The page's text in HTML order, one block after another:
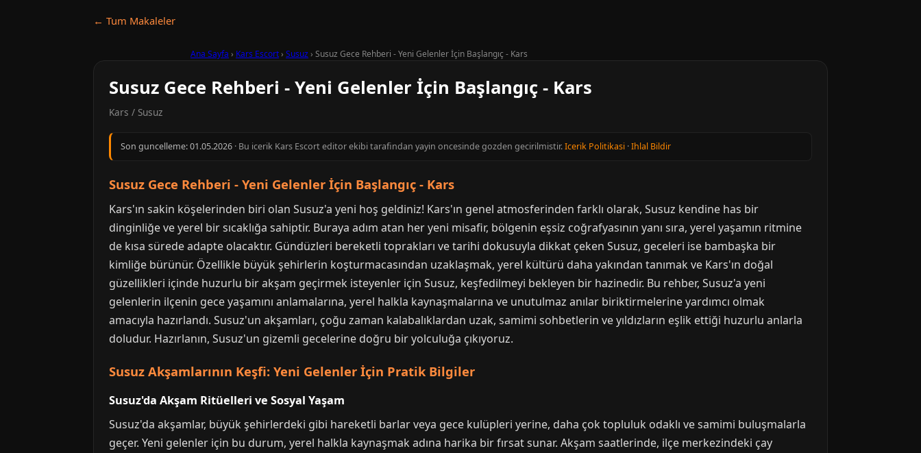
← Tum Makaleler
Ana Sayfa › Kars Escort› Susuz› Susuz Gece Rehberi - Yeni Gelenler İçin Başlangıç - Kars
Susuz Gece Rehberi - Yeni Gelenler İçin Başlangıç - Kars
Kars / Susuz
Son guncelleme:01.05.2026 · Bu icerik Kars Escort editor ekibi tarafindan yayin oncesinde gozden gecirilmistir.Icerik Politikasi ·Ihlal Bildir
Susuz Gece Rehberi - Yeni Gelenler İçin Başlangıç - Kars
Kars'ın sakin köşelerinden biri olan Susuz'a yeni hoş geldiniz! Kars'ın genel atmosferinden farklı olarak, Susuz kendine has bir
dinginliğe ve yerel bir sıcaklığa sahiptir. Buraya adım atan her yeni misafir, bölgenin eşsiz coğrafyasının yanı sıra, yerel yaşamın ritmine
de kısa sürede adapte olacaktır. Gündüzleri bereketli toprakları ve tarihi dokusuyla dikkat çeken Susuz, geceleri ise bambaşka bir
kimliğe bürünür. Özellikle büyük şehirlerin koşturmacasından uzaklaşmak, yerel kültürü daha yakından tanımak ve Kars'ın doğal
güzellikleri içinde huzurlu bir akşam geçirmek isteyenler için Susuz, keşfedilmeyi bekleyen bir hazinedir. Bu rehber, Susuz'a yeni
gelenlerin ilçenin gece yaşamını anlamalarına, yerel halkla kaynaşmalarına ve unutulmaz anılar biriktirmelerine yardımcı olmak
amacıyla hazırlandı. Susuz'un akşamları, çoğu zaman kalabalıklardan uzak, samimi sohbetlerin ve yıldızların eşlik ettiği huzurlu anlarla
doludur. Hazırlanın, Susuz'un gizemli gecelerine doğru bir yolculuğa çıkıyoruz.
Susuz Akşamlarının Keşfi: Yeni Gelenler İçin Pratik Bilgiler
Susuz'da Akşam Ritüelleri ve Sosyal Yaşam
Susuz'da akşamlar, büyük şehirlerdeki gibi hareketli barlar veya gece kulüpleri yerine, daha çok topluluk odaklı ve samimi buluşmalarla
geçer. Yeni gelenler için bu durum, yerel halkla kaynaşmak adına harika bir fırsat sunar. Akşam saatlerinde, ilçe merkezindeki çay